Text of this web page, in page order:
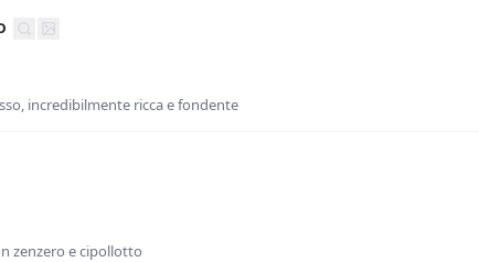
incredibilmente ricca e fondente
zenzero e cipollotto